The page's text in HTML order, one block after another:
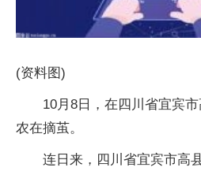
(资料图)
10月8日，在四川省宜宾
农在摘茧。
连日来，四川省宜宾市高